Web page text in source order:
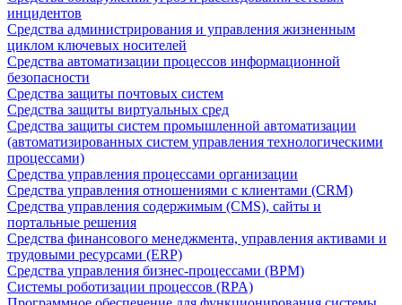
инцидентов
Средства администрирования и управления жизненным
циклом ключевых носителей
Средства автоматизации процессов информационной
безопасности
Средства защиты почтовых систем
Средства защиты виртуальных сред
Средства защиты систем промышленной автоматизации
(автоматизированных систем управления технологическими
процессами)
Средства управления процессами организации
Средства управления отношениями с клиентами (CRM)
Средства управления содержимым (CMS), сайты и
портальные решения
Средства финансового менеджмента, управления активами и
трудовыми ресурсами (ERP)
Средства управления бизнес-процессами (BPM)
Системы роботизации процессов (RPA)